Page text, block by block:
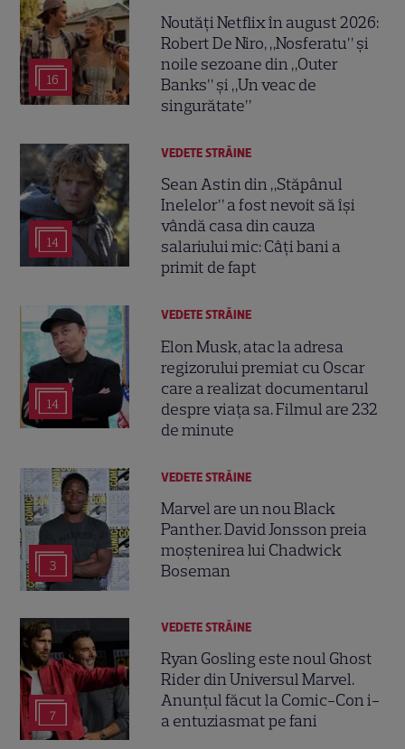
16
Noutăți Netflix în august 2026:
Robert De Niro, „Nosferatu” și
noile sezoane din „Outer
Banks” și „Un veac de
singurătate”
14
VEDETE STRĂINE
Sean Astin din „Stăpânul
Inelelor” a fost nevoit să își
vândă casa din cauza
salariului mic: Câți bani a
primit de fapt
14
VEDETE STRĂINE
Elon Musk, atac la adresa
regizorului premiat cu Oscar
care a realizat documentarul
despre viața sa. Filmul are 232
de minute
3
VEDETE STRĂINE
Marvel are un nou Black
Panther. David Jonsson preia
moștenirea lui Chadwick
Boseman
7
VEDETE STRĂINE
Ryan Gosling este noul Ghost
Rider din Universul Marvel.
Anunțul făcut la Comic-Con i-
a entuziasmat pe fani